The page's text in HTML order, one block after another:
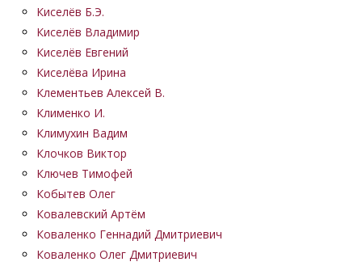
Киселёв Б.Э.
Киселёв Владимир
Киселёв Евгений
Киселёва Ирина
Клементьев Алексей В.
Клименко И.
Климухин Вадим
Клочков Виктор
Ключев Тимофей
Кобытев Олег
Ковалевский Артём
Коваленко Геннадий Дмитриевич
Коваленко Олег Дмитриевич